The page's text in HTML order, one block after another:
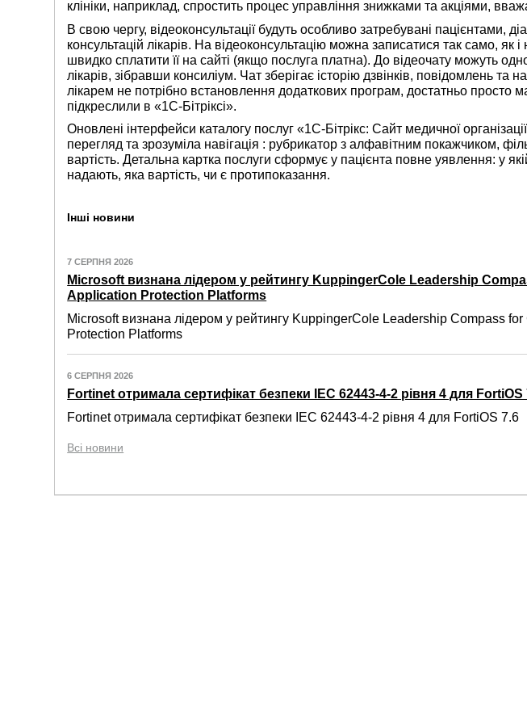
клініки, наприклад, спростить процес управління знижками та акціями,
В свою чергу, відеоконсультації будуть особливо затребувані пацієнтами,
консультацій лікарів. На відеоконсультацію можна записатися так само, як і
швидко сплатити її на сайті (якщо послуга платна). До відеочату можуть
лікарів, зібравши консиліум. Чат зберігає історію дзвінків, повідомлень та
лікарем не потрібно встановлення додаткових програм, достатньо просто
підкреслили в «1С-Бітріксі».
Оновлені інтерфейси каталогу послуг «1С-Бітрікс: Сайт медичної
перегляд та зрозуміла навігація : рубрикатор з алфавітним покажчиком,
вартість. Детальна картка послуги сформує у пацієнта повне уявлення: у якій
надають, яка вартість, чи є протипоказання.
Інші новини
7 СЕРПНЯ 2026
Microsoft визнана лідером у рейтингу KuppingerCole Leadership
Application Protection Platforms
Microsoft визнана лідером у рейтингу KuppingerCole Leadership Compass
Protection Platforms
6 СЕРПНЯ 2026
Fortinet отримала сертифікат безпеки IEC 62443-4-2 рівня 4 для FortiOS
Fortinet отримала сертифікат безпеки IEC 62443-4-2 рівня 4 для FortiOS 7.6
Всі новини